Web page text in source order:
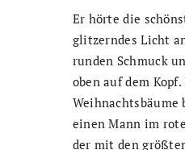
Er hörte die
glitzerndes Licht
runden Schmuck
oben auf dem
Weihnachtsbäume
einen Mann im
der mit den